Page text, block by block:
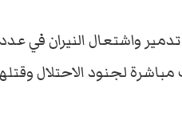
واشتعال النيران في عدد
لجنود الاحتلال